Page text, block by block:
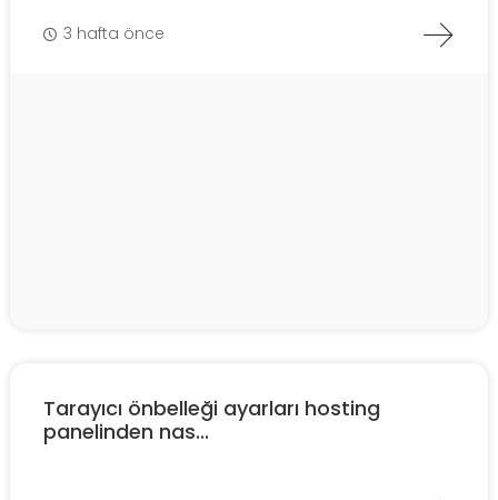
3 hafta önce
Tarayıcı önbelleği ayarları hosting
panelinden nas...